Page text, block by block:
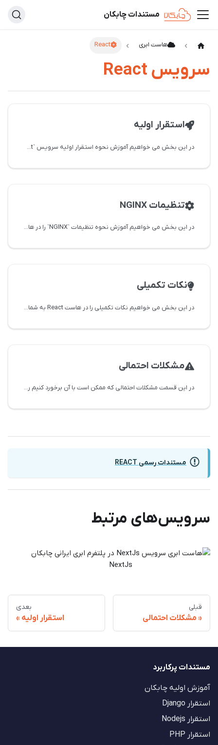
مستندات چابکان
هاست ابری React
سرویس React
استقرار اولیه
در این بخش می خواهیم آموزش نحوه استقرار اولیه سرویس `React` را در هاست ریکت React به شما آموزش دهیم.
تنظیمات NGINX
در این بخش می خواهیم آموزش نحوه تنظیمات `NGINX` را در هاست ریکت React به شما آموزش دهیم.
نکات تکمیلی
در این بخش می خواهیم نکات تکمیلی را در هاست React به شما آموزش دهیم.
مشکلات احتمالی
در این قسمت مشکلات احتمالی که ممکن است با آن برخورد کنیم را بررسی کرده و راه حل آن را نیز مشاهده میکنیم.
مستندات رسمی REACT
سرویس‌های مرتبط
NextJs
قبلی
مشکلات احتمالی
بعدی
استقرار اولیه
مستندات پرکاربرد
آموزش اولیه چابکان
استقرار Django
استقرار Nodejs
استقرار PHP